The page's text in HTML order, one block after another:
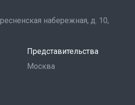
набережная, д. 10,
Представительства
Москва